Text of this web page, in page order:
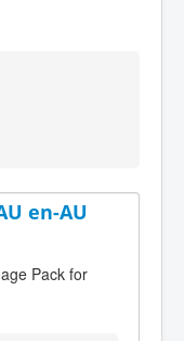
en-AU
Pack for